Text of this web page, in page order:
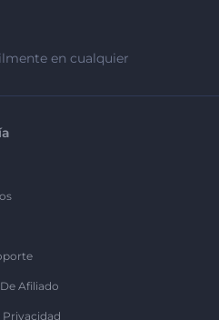
en cualquier
Afiliado
Privacidad